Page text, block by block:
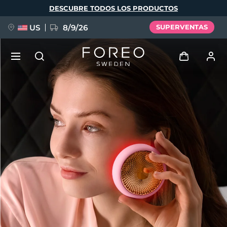
DESCUBRE TODOS LOS PRODUCTOS
US 8/9/26 SUPERVENTAS
Iniciar sesión
Perfil de usuario
Mis dispositivos
Mis pedidos
Mis direcciones
Mis suscripciones
FAQ™ Pure Beauty-Tech Elixir
BREAKING NEWS
issa™ Teeth Whitening Set
Idioma
Deutsch
Español
Français
Italiano
Português
Polski
Svenska
Русский
Türkçe
简体中文 繁體中文